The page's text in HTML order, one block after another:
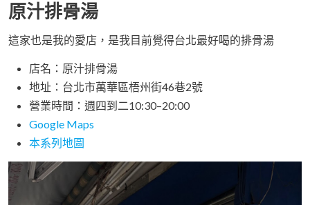
原汁排骨湯
這家也是我的愛店，是我目前覺得台北最好喝的排骨湯
店名：原汁排骨湯
地址：台北市萬華區梧州街46巷2號
營業時間：週四到二10:30–20:00
Google Maps
本系列地圖